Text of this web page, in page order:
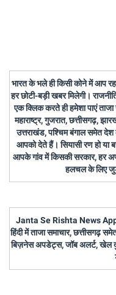
भारत के भले ही किसी कोने में आप
हर छोटी-बड़ी खबर मिलेगी।
एक क्लिक करते ही हमेशा पाएं
महाराष्ट्र, गुजरात, छत्तीसगढ़,
उत्तराखंड, पश्चिम बंगाल समेत देश
आपको देते हैं। सियासी रण हो या
आपके गांव में किसकी सरकार, हर
हलचल के लिए
Janta Se Rishta News App:
हिंदी में ताजा समाचार, छत्तीसगढ़
बिज़नेस अपडेट्स, जॉब अलर्ट, खेल